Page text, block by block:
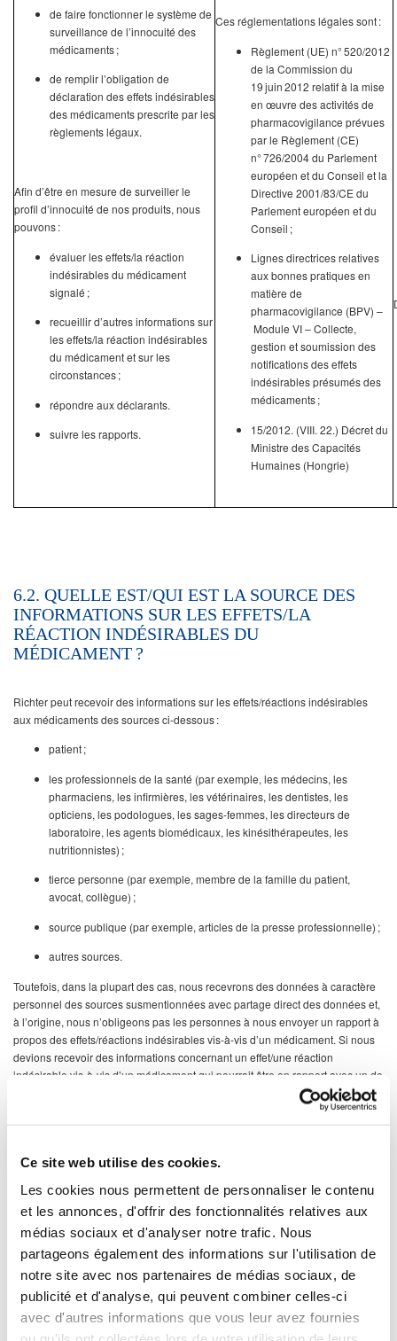
Ce site web utilise des cookies.
Les cookies nous permettent de personnaliser le contenu
et les annonces, d'offrir des fonctionnalités relatives aux
médias sociaux et d'analyser notre trafic. Nous
partageons également des informations sur l'utilisation de
notre site avec nos partenaires de médias sociaux, de
publicité et d'analyse, qui peuvent combiner celles-ci
avec d'autres informations que vous leur avez fournies
de faire fonctionner le système de
surveillance de l’innocuité des
médicaments ;
de remplir l’obligation de
déclaration des effets indésirables
des médicaments prescrite par les
règlements légaux.
Afin d’être en mesure de surveiller le
profil d’innocuité de nos produits, nous
pouvons :
évaluer les effets/la réaction
indésirables du médicament
signalé ;
recueillir d’autres informations sur
les effets/la réaction indésirables
du médicament et sur les
circonstances ;
répondre aux déclarants.
suivre les rapports.
Ces réglementations légales sont :
Règlement (UE) n° 520/2012
de la Commission du
19 juin 2012 relatif à la mise
en œuvre des activités de
pharmacovigilance prévues
par le Règlement (CE)
n° 726/2004 du Parlement
européen et du Conseil et la
Directive 2001/83/CE du
Parlement européen et du
Conseil ;
Lignes directrices relatives
aux bonnes pratiques en
matière de
pharmacovigilance (BPV) –
Module VI – Collecte,
gestion et soumission des
notifications des effets
indésirables présumés des
médicaments ;
15/2012. (VIII. 22.) Décret du
Ministre des Capacités
Humaines (Hongrie)
6.2. QUELLE EST/QUI EST LA SOURCE DES
INFORMATIONS SUR LES EFFETS/LA
RÉACTION INDÉSIRABLES DU
MÉDICAMENT ?
Richter peut recevoir des informations sur les effets/réactions indésirables
aux médicaments des sources ci-dessous :
patient ;
les professionnels de la santé (par exemple, les médecins, les
pharmaciens, les infirmières, les vétérinaires, les dentistes, les
opticiens, les podologues, les sages-femmes, les directeurs de
laboratoire, les agents biomédicaux, les kinésithérapeutes, les
nutritionnistes) ;
tierce personne (par exemple, membre de la famille du patient,
avocat, collègue) ;
source publique (par exemple, articles de la presse professionnelle) ;
autres sources.
Toutefois, dans la plupart des cas, nous recevrons des données à caractère
personnel des sources susmentionnées avec partage direct des données et,
à l’origine, nous n’obligeons pas les personnes à nous envoyer un rapport à
propos des effets/réactions indésirables vis-à-vis d’un médicament. Si nous
devions recevoir des informations concernant un effet/une réaction
indésirable vis-à-vis d’un médicament qui pourrait être en rapport avec un de
nos produits, nous sommes légalement tenus de recueillir des informations
sur le cas et de le traiter selon la procédure définie de pharmacovigilance. Il
en résulte que nous sommes requis par la loi de traiter les données à
déclarer les effets indésirables des médicaments sur lesquels ils reçoivent
des informations.
Veuillez également noter que nous sommes toujours obligés d’administrer et
d’enregistrer les coordonnées (nom et autres coordonnées) du déclarant des
effets/de la réaction indésirables du médicament.